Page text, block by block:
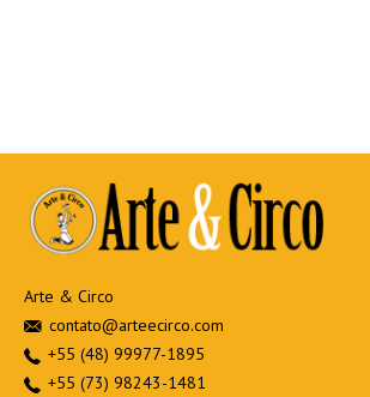
Arte & Circo
contato@arteecirco.com
+55 (48) 99977-1895
+55 (73) 98243-1481